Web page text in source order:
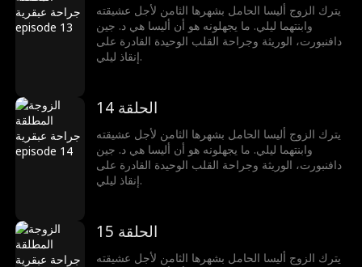
يترك الزوج أليسا الحامل بشهرها الثامن لأجل عشيقته
وابنتهما ليلي. ما يجهلونه هو أن أليسا هي د. جين
دافنبورت، الوريثة وجراحة القلب الوحيدة القادرة على
إنقاذ ليلي.
الحلقة 14
يترك الزوج أليسا الحامل بشهرها الثامن لأجل عشيقته
وابنتهما ليلي. ما يجهلونه هو أن أليسا هي د. جين
دافنبورت، الوريثة وجراحة القلب الوحيدة القادرة على
إنقاذ ليلي.
الحلقة 15
يترك الزوج أليسا الحامل بشهرها الثامن لأجل عشيقته